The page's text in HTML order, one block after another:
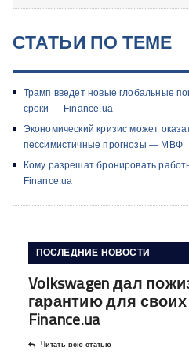
СТАТЬИ ПО ТЕМЕ
Трамп введет новые глобальные
сроки — Finance.ua
Экономический кризис может
пессимистичные прогнозы — МВФ
Кому разрешат бронировать
Finance.ua
ПОСЛЕДНИЕ НОВОСТИ
Volkswagen дал
гарантию для
Finance.ua
Читать всю статью